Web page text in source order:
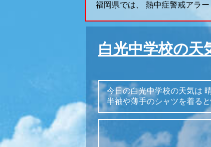
福岡県では、 熱中症警戒アラ
白光中学校の天
今日の白光中学校の天気は
半袖や薄手のシャツを着る